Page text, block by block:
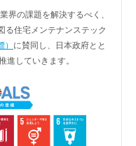
界の課題を解決するべく、
る住宅メンテナンステック
に賛同し、日本政府とと
進していきます。